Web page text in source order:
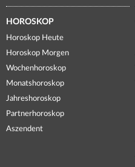
HOROSKOP
Horoskop Heute
Horoskop Morgen
Wochenhoroskop
Monatshoroskop
Jahreshoroskop
Partnerhoroskop
Aszendent